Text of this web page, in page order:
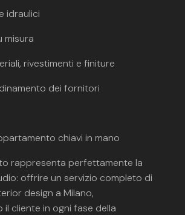
idraulici
misura
rivestimenti e finiture
dei fornitori
chiavi in mano
rappresenta perfettamente la
offrire un servizio completo di
design a Milano,
cliente in ogni fase della